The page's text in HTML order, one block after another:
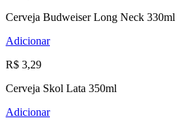
Cerveja Budweiser Long Neck 330ml
Adicionar
R$ 3,29
Cerveja Skol Lata 350ml
Adicionar